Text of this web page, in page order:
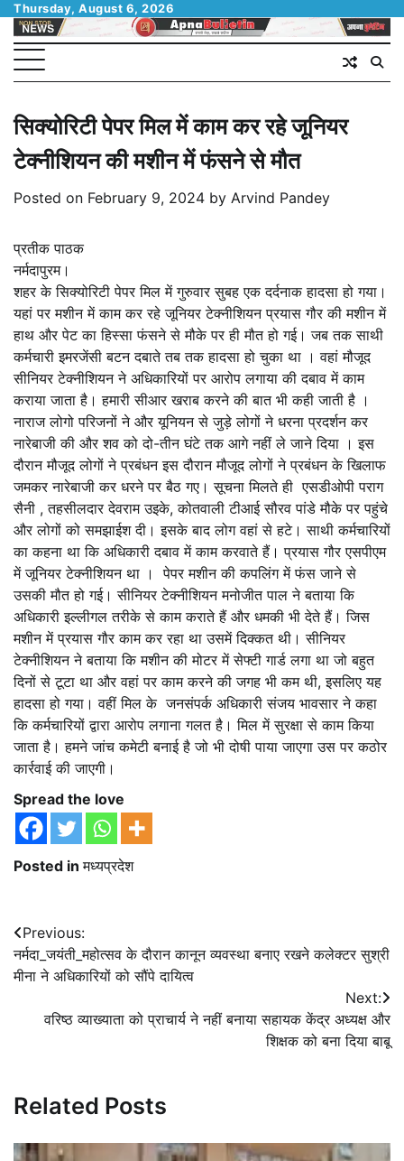
Skip
content
Thursday, August 6, 2026
सिक्योरिटी पेपर मिल में काम कर रहे जूनियर
टेक्नीशियन की मशीन में फंसने से मौत
Posted on February 9, 2024 by Arvind Pandey
प्रतीक पाठक
नर्मदापुरम।
शहर के सिक्योरिटी पेपर मिल में गुरुवार सुबह एक दर्दनाक हादसा हो गया।
यहां पर मशीन में काम कर रहे जूनियर टेक्नीशियन प्रयास गौर की मशीन में
हाथ और पेट का हिस्सा फंसने से मौके पर ही मौत हो गई। जब तक साथी
कर्मचारी इमरजेंसी बटन दबाते तब तक हादसा हो चुका था । वहां मौजूद
सीनियर टेक्नीशियन ने अधिकारियों पर आरोप लगाया की दबाव में काम
कराया जाता है। हमारी सीआर खराब करने की बात भी कही जाती है ।
नाराज लोगो परिजनों ने और यूनियन से जुड़े लोगों ने धरना प्रदर्शन कर
नारेबाजी की और शव को दो-तीन घंटे तक आगे नहीं ले जाने दिया । इस
दौरान मौजूद लोगों ने प्रबंधन इस दौरान मौजूद लोगों ने प्रबंधन के खिलाफ
जमकर नारेबाजी कर धरने पर बैठ गए। सूचना मिलते ही एसडीओपी पराग
सैनी , तहसीलदार देवराम उइके, कोतवाली टीआई सौरव पांडे मौके पर पहुंचे
और लोगों को समझाईश दी। इसके बाद लोग वहां से हटे। साथी कर्मचारियों
का कहना था कि अधिकारी दबाव में काम करवाते हैं। प्रयास गौर एसपीएम
में जूनियर टेक्नीशियन था । पेपर मशीन की कपलिंग में फंस जाने से
उसकी मौत हो गई। सीनियर टेक्नीशियन मनोजीत पाल ने बताया कि
अधिकारी इल्लीगल तरीके से काम कराते हैं और धमकी भी देते हैं। जिस
मशीन में प्रयास गौर काम कर रहा था उसमें दिक्कत थी। सीनियर
टेक्नीशियन ने बताया कि मशीन की मोटर में सेफ्टी गार्ड लगा था जो बहुत
दिनों से टूटा था और वहां पर काम करने की जगह भी कम थी, इसलिए यह
हादसा हो गया। वहीं मिल के जनसंपर्क अधिकारी संजय भावसार ने कहा
कि कर्मचारियों द्वारा आरोप लगाना गलत है। मिल में सुरक्षा से काम किया
जाता है। हमने जांच कमेटी बनाई है जो भी दोषी पाया जाएगा उस पर कठोर
कार्रवाई की जाएगी।
Spread the love
Posted inमध्यप्रदेश
Post
navigation
Previous:
नर्मदा_जयंती_महोत्सव के दौरान कानून व्यवस्था बनाए रखने कलेक्टर सुश्री
मीना ने अधिकारियों को सौंपे दायित्व
Next:
वरिष्ठ व्याख्याता को प्राचार्य ने नहीं बनाया सहायक केंद्र अध्यक्ष और
शिक्षक को बना दिया बाबू
Related Posts